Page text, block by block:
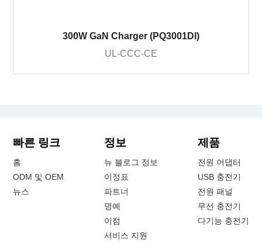
300W GaN Charger (PQ3001DI)
UL-CCC-CE
빠른 링크
홈
ODM 및 OEM
뉴스
정보
뉴 블로그 정보
이정표
파트너
명예
이점
서비스 지원
제품
전원 어댑터
USB 충전기
전원 패널
무선 충전기
다기능 충전기